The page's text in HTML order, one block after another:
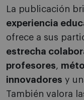
La publicación
experiencia
ofrece a sus
estrecha
profesores,
innovadores y
También valora